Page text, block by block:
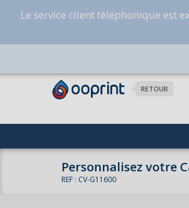
Le service client téléphonique est
RETOUR
Personnalisez votre
REF : CV-G11600